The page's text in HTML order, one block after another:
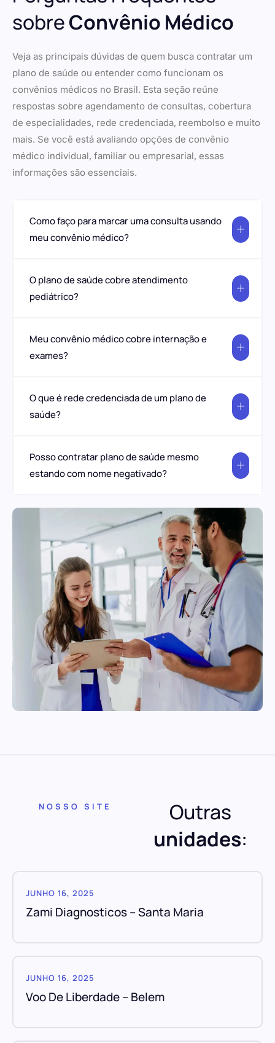
sobreConvênio Médico
Veja as principais dúvidas de quem busca contratar um
plano de saúde ou entender como funcionam os
convênios médicos no Brasil. Esta seção reúne
respostas sobre agendamento de consultas, cobertura
de especialidades, rede credenciada, reembolso e muito
mais. Se você está avaliando opções de convênio
médico individual, familiar ou empresarial, essas
informações são essenciais.
Como faço para marcar uma consulta usando
meu convênio médico?
O plano de saúde cobre atendimento
pediátrico?
Meu convênio médico cobre internação e
exames?
O que é rede credenciada de um plano de
saúde?
Posso contratar plano de saúde mesmo
estando com nome negativado?
NOSSO SITE
Outras
unidades:
JUNHO 16, 2025
Zami Diagnosticos – Santa Maria
JUNHO 16, 2025
Voo De Liberdade – Belem